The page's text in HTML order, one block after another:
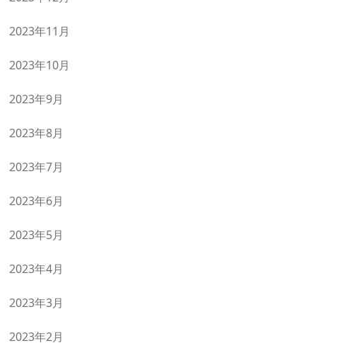
2023年11月
2023年10月
2023年9月
2023年8月
2023年7月
2023年6月
2023年5月
2023年4月
2023年3月
2023年2月